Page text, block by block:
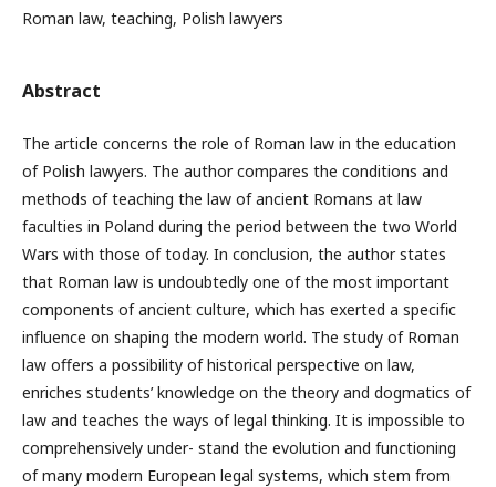
Roman law, teaching, Polish lawyers
Abstract
The article concerns the role of Roman law in the education
of Polish lawyers. The author compares the conditions and
methods of teaching the law of ancient Romans at law
faculties in Poland during the period between the two World
Wars with those of today. In conclusion, the author states
that Roman law is undoubtedly one of the most important
components of ancient culture, which has exerted a speciﬁc
inﬂuence on shaping the modern world. The study of Roman
law oﬀers a possibility of historical perspective on law,
enriches students’ knowledge on the theory and dogmatics of
law and teaches the ways of legal thinking. It is impossible to
comprehensively under- stand the evolution and functioning
of many modern European legal systems, which stem from